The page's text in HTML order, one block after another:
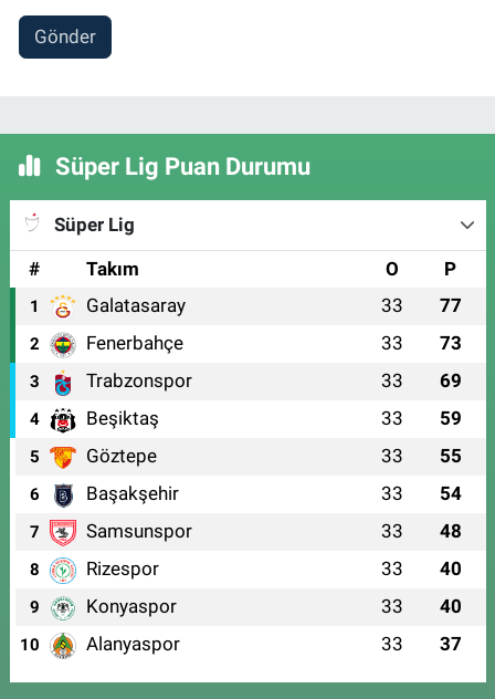
Gönder
Süper Lig Puan Durumu
Süper Lig
#
Takım O P
1 Galatasaray 33 77
2 Fenerbahçe 33 73
3 Trabzonspor 33 69
4 Beşiktaş 33 59
5 Göztepe 33 55
6 Başakşehir 33 54
7 Samsunspor 33 48
8 Rizespor 33 40
9 Konyaspor 33 40
10 Alanyaspor 33 37